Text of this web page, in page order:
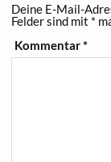
Deine E-Mail-
Felder sind mit *
Kommentar*